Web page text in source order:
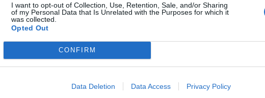
I want to opt-out of Collection, Use, Retention, Sale, and/or Sharing
of my Personal Data that Is Unrelated with the Purposes for which it
was collected.
Opted Out
CONFIRM
Data Deletion Data Access Privacy Policy
ανήσυχοι επειδή δεν είχαν καταφέρει να
αποφάσισαν να μεταβούν στο σπίτι το βράδυ της